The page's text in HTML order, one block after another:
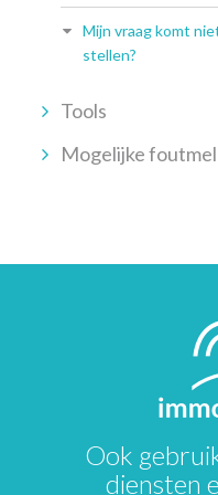
Mijn vraag komt
stellen?
Tools
Mogelijke
Ook
diensten